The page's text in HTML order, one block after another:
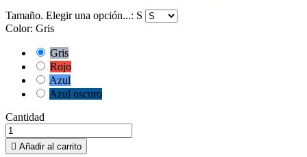
Tamaño. Elegir una opción...: S
Color: Gris
Gris
Rojo
Azul
Azul oscuro
Cantidad
 Añadir al carrito